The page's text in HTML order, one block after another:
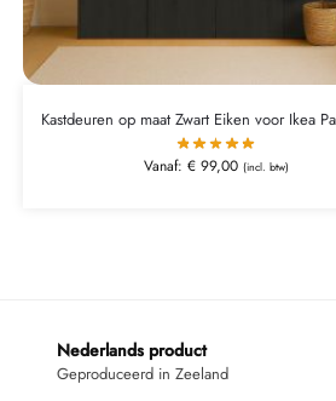
Kastdeuren op maat Zwart Eiken voor Ikea
Vanaf: €99,00 (incl. btw)
Nederlands product
Geproduceerd in Zeeland